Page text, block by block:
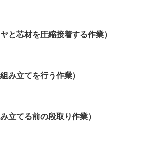
と芯材を圧縮接着する作業）
み立てを行う作業）
立てる前の段取り作業）